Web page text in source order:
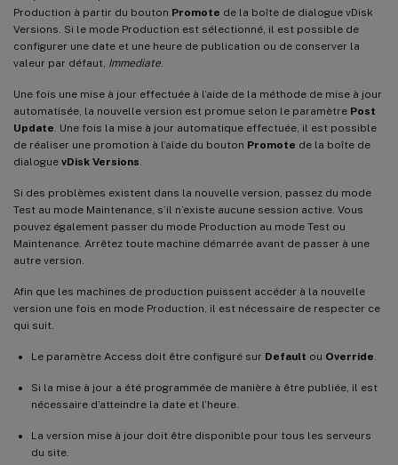
Production à partir du bouton Promote de la boîte de dialogue vDisk
Versions. Si le mode Production est sélectionné, il est possible de
configurer une date et une heure de publication ou de conserver la
valeur par défaut, Immediate
Une fois une mise à jour effectuée à l’aide de la méthode de mise à jour
automatisée, la nouvelle version est promue selon le paramètre Post
Update . Une fois la mise à jour automatique effectuée, il est possible
de réaliser une promotion à l’aide du bouton Promote de la boîte de
dialogue vDisk Versions
Si des problèmes existent dans la nouvelle version, passez du mode
Test au mode Maintenance, s’il n’existe aucune session active. Vous
pouvez également passer du mode Production au mode Test ou
Maintenance. Arrêtez toute machine démarrée avant de passer à une
autre version.
Afin que les machines de production puissent accéder à la nouvelle
version une fois en mode Production, il est nécessaire de respecter ce
qui suit.
Le paramètre Access doit être configuré sur Default ou Override
Si la mise à jour a été programmée de manière à être publiée, il est
nécessaire d’atteindre la date et l’heure.
La version mise à jour doit être disponible pour tous les serveurs
du site.